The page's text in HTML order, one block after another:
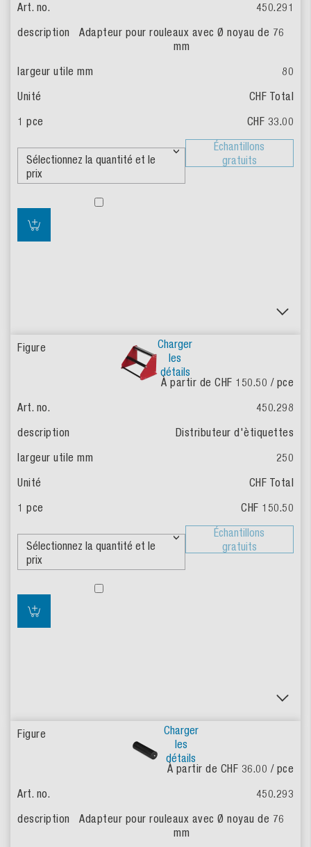
450.291
Adapteur pour rouleaux avec Ø noyau de 76
mm
80
CHF Total
CHF 33.00
Échantillons
gratuits
Charger
les
détails
À partir de CHF 150.50 / pce
450.298
Distributeur d'ètiquettes
250
CHF Total
CHF 150.50
Échantillons
gratuits
Charger
les
détails
À partir de CHF 36.00 / pce
450.293
Adapteur pour rouleaux avec Ø noyau de 76
mm